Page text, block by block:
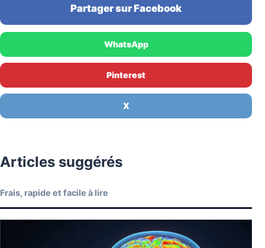
Partager sur Facebook
WhatsApp
Pinterest
X
Articles suggérés
Frais, rapide et facile à lire